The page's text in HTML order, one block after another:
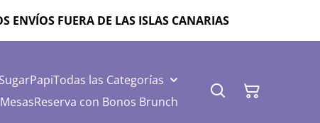
FUERA DE LAS ISLAS CANARIAS
SugarPapiTodas las Categorías
Reserva con Bonos Brunch